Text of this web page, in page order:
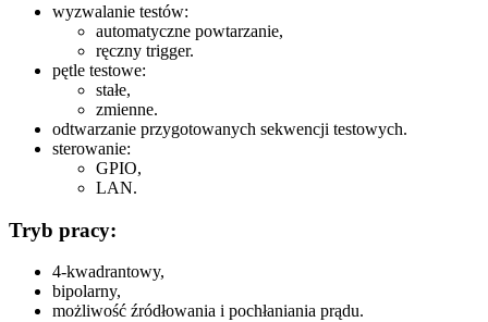
wyzwalanie testów:
automatyczne powtarzanie,
ręczny trigger.
pętle testowe:
stałe,
zmienne.
odtwarzanie przygotowanych sekwencji testowych.
sterowanie:
GPIO,
LAN.
Tryb pracy:
4-kwadrantowy,
bipolarny,
możliwość źródłowania i pochłaniania prądu.